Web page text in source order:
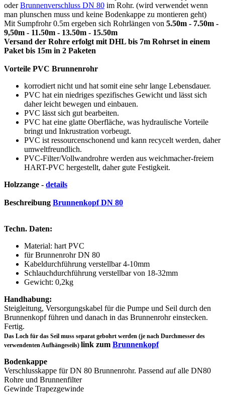
oderBrunnenverschluss DN 80 im Rohr. (wird verwendet wenn
man plunschen muss und keine Bodenkappe zu montieren geht)
Mit Sumpfrohr 0.5m ergeben sich Rohrlängen von 5.50m - 7.50m -
9,50m - 11.50m - 13.50m - 15.50m
Versand der Rohre erfolgt mit DHL bis 7m Rohrset in einem
Paket bis 15m in 2 Paketen
Vorteile PVC Brunnenrohr
korrodiert nicht und hat somit eine sehr lange Lebensdauer.
PVC hat ein niedriges spezifisches Gewicht und lässt sich
daher leicht bewegen und einbauen.
PVC lässt sich gut bearbeiten.
PVC hat eine glatte Oberfläche, was hydraulische Vorteile
bringt und Inkrustration vorbeugt.
PVC ist ressourcenschonend und kann recycelt werden, daher
umweltfreundlich.
PVC-Filter/Vollwandrohre werden aus weichmacher-freiem
HART-PVC hergestellt, daher gute Festigkeit.
Holzzange - details
Beschreibung Brunnenkopf DN 80
Techn. Daten:
Material: hart PVC
für Brunnenrohr DN 80
Kabeldurchführung verstellbar 4-10mm
Schlauchdurchführung verstellbar von 18-32mm
Gewicht: 0,2kg
Handhabung:
Steigleitung, Versorgungskabel für die Pumpe und Seil durch den
Brunnenkopf führen und danach in das Brunnenrohr einstecken.
Fertig.
Das Loch für das Seil muss separat gebohrt werden (je nach Durchmesser des
verwendenten Aufhängeseils) link zum Brunnenkopf
Bodenkappe
Verschlusskappe für DN 80 Brunnenrohr. Passend auf alle DN80
Rohre und Brunnenfilter
Gewinde Trapezgewinde